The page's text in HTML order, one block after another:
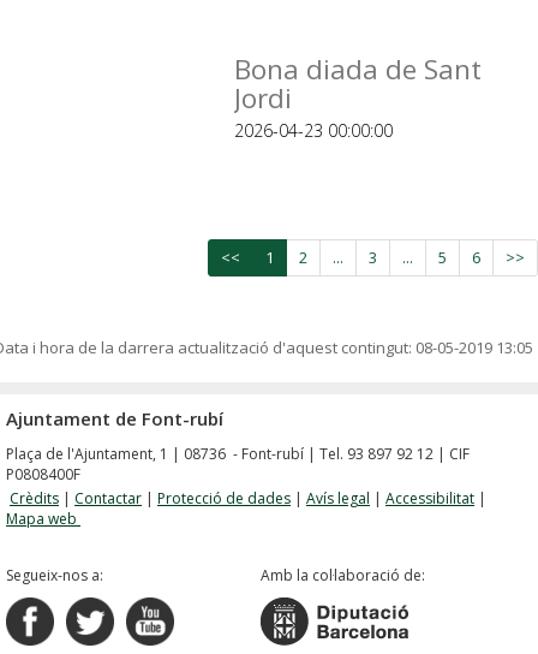
Bona diada de Sant
Jordi
2026-04-23 00:00:00
<< 1 2 ... 3 ... 5 6 >>
i hora de la darrera actualització d'aquest contingut: 08-05-2019 13:05
Ajuntament de Font-rubí
Plaça de l'Ajuntament, 1 | 08736 - Font-rubí | Tel. 93 897 92 12 | CIF
P0808400F
Crèdits | Contactar | Protecció de dades | Avís legal | Accessibilitat |
Mapa web
Segueix-nos a: Amb la col·laboració de: